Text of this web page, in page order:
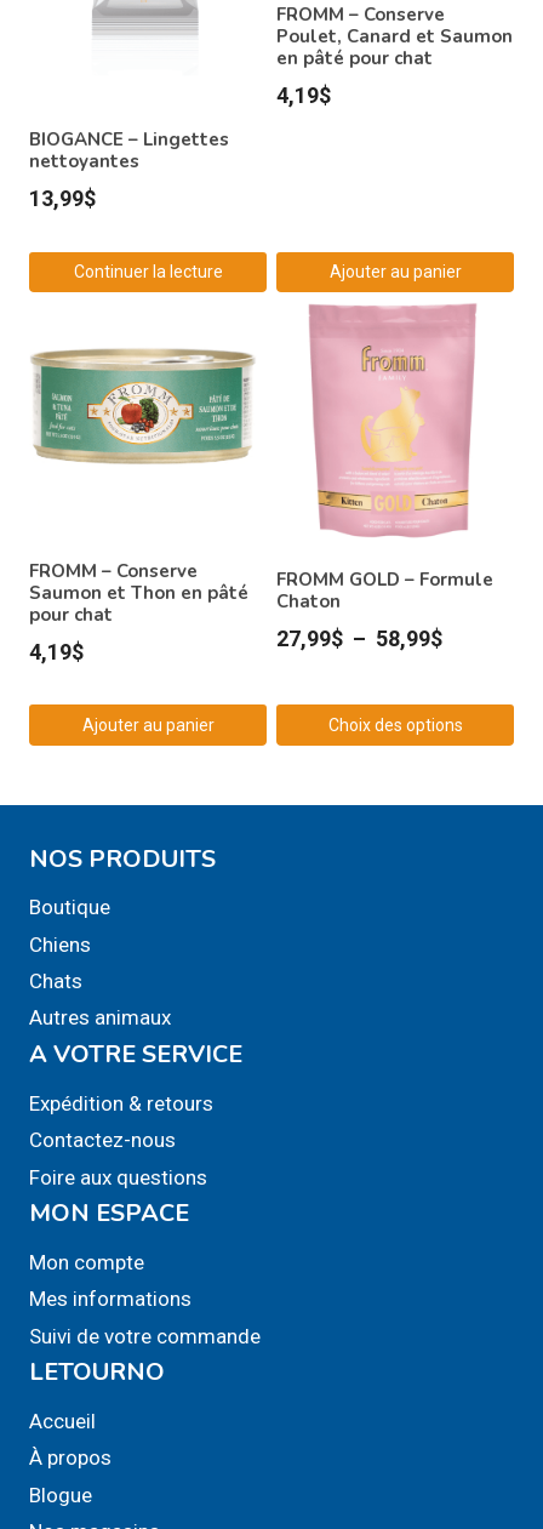
BIOGANCE – Lingettes
nettoyantes
13,99$
Continuer la lecture
FROMM – Conserve
Poulet, Canard et Saumon
en pâté pour chat
4,19$
Ajouter au panier
FROMM – Conserve
Saumon et Thon en pâté
pour chat
4,19$
Ajouter au panier
FROMM GOLD – Formule
Chaton
27,99$ – 58,99$Plage
prix :
27,99$
58,99$
Choix des options
NOS PRODUITS
Boutique
Chiens
Chats
Autres animaux
A VOTRE SERVICE
Expédition & retours
Contactez-nous
Foire aux questions
MON ESPACE
Mon compte
Mes informations
Suivi de votre commande
LETOURNO
Accueil
À propos
Blogue